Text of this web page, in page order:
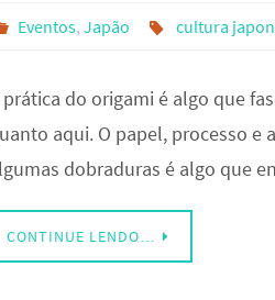
Eventos,Japão cultura
prática do origami é algo que
aqui. O papel, processo e
dobraduras é algo que
CONTINUE LENDO…